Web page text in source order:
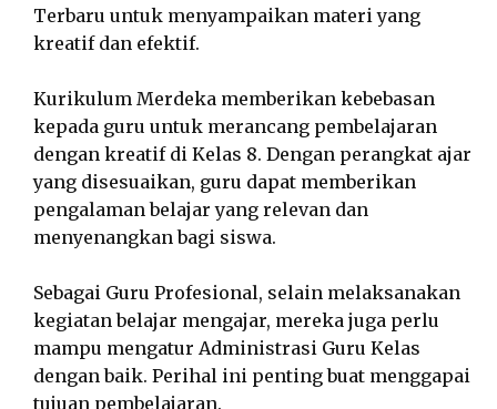
Terbaru untuk menyampaikan materi yang
kreatif dan efektif.
Kurikulum Merdeka memberikan kebebasan
kepada guru untuk merancang pembelajaran
dengan kreatif di Kelas 8. Dengan perangkat ajar
yang disesuaikan, guru dapat memberikan
pengalaman belajar yang relevan dan
menyenangkan bagi siswa.
Sebagai Guru Profesional, selain melaksanakan
kegiatan belajar mengajar, mereka juga perlu
mampu mengatur Administrasi Guru Kelas
dengan baik. Perihal ini penting buat menggapai
tujuan pembelajaran.